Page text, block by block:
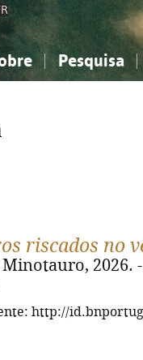
Pesquisa
sociais...
sociais...
riscados no
2026. -
http://